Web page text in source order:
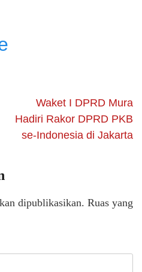
Waket I DPRD Mura
Hadiri Rakor DPRD PKB
se-Indonesia di Jakarta
dipublikasikan. Ruas yang